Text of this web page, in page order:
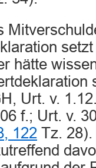
hätte
Urt. v.
f.; Urt. v.
122 Tz.